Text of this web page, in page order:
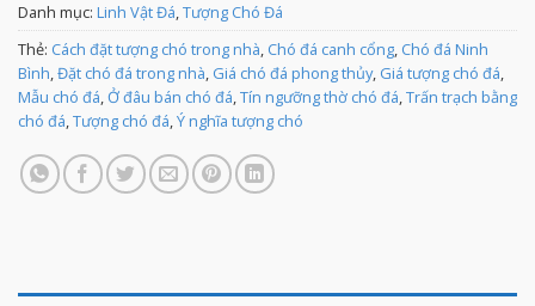
Danh mục: Linh Vật Đá,Tượng Chó Đá
Thẻ: Cách đặt tượng chó trong nhà, Chó đá canh cổng, Chó đá Ninh
Bình,Đặt chó đá trong nhà, Giá chó đá phong thủy, Giá tượng chó đá,
Mẫu chó đá,Ở đâu bán chó đá,Tín ngưỡng thờ chó đá,Trấn trạch bằng
chó đá,Tượng chó đá,Ý nghĩa tượng chó